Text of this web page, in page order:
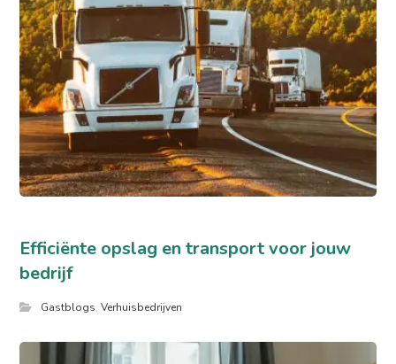
Efficiënte opslag en transport voor jouw
bedrijf
Gastblogs,Verhuisbedrijven